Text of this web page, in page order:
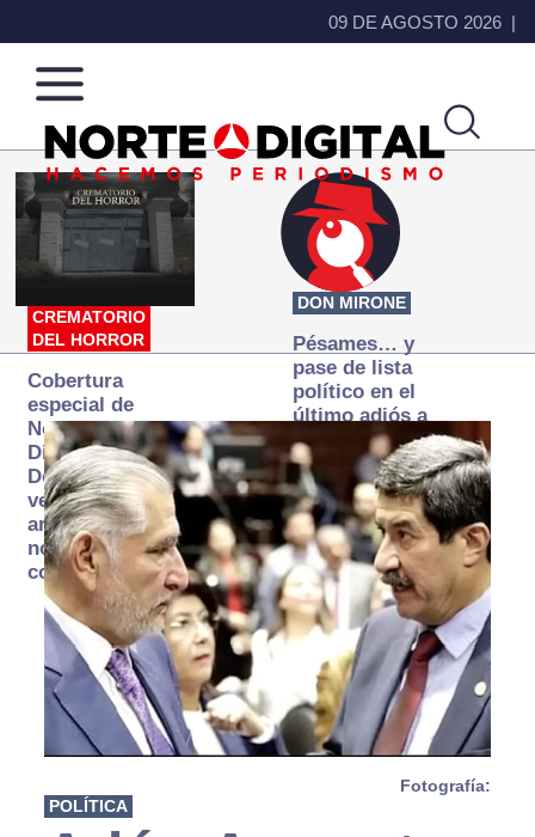
09 DE AGOSTO 2026
Norte
de
Ciudad
Más
que
noticias,
hacemos periodismo
CREMATORIO
DEL HORROR
Cobertura
especial de
Norte
Digital:
Donde la
verdad
arde… pero
no se
consume
DON MIRONE
Pésames… y
pase de lista
político en el
último adiós a
Papá Grande
Fotografía:
POLÍTICA